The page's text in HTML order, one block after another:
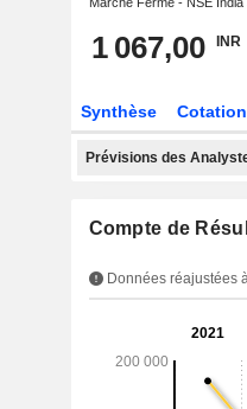
1 067,00 INR
Synthèse
Prévisions des
Compte de
Données réajustées